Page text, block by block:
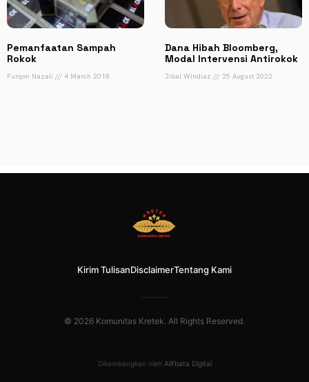
Pemanfaatan Sampah
Rokok
Furqon Nazali 4 March 2018
Dana Hibah Bloomberg,
Modal Intervensi Antirokok
Jibal Windiaz 25 August 2022
Kirim TulisanDisclaimerTentang Kami
© 2026 Komunitas Kretek. All Rights Reserved.
Dikembangkan oleh Alifbata Digital